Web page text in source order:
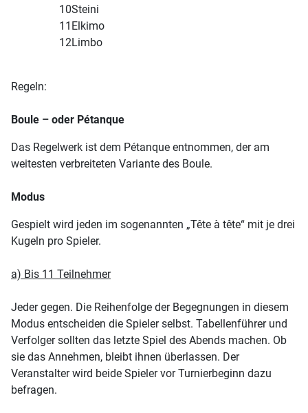
10Steini
11 Elkimo
12Limbo
Regeln:
Boule – oder Pétanque
Das Regelwerk ist dem Pétanque entnommen, der am
weitesten verbreiteten Variante des Boule.
Modus
Gespielt wird jeden im sogenannten „Tête à tête“ mit je drei
Kugeln pro Spieler.
a) Bis 11 Teilnehmer
Jeder gegen. Die Reihenfolge der Begegnungen in diesem
Modus entscheiden die Spieler selbst. Tabellenführer und
Verfolger sollten das letzte Spiel des Abends machen. Ob
sie das Annehmen, bleibt ihnen überlassen. Der
Veranstalter wird beide Spieler vor Turnierbeginn dazu
befragen.